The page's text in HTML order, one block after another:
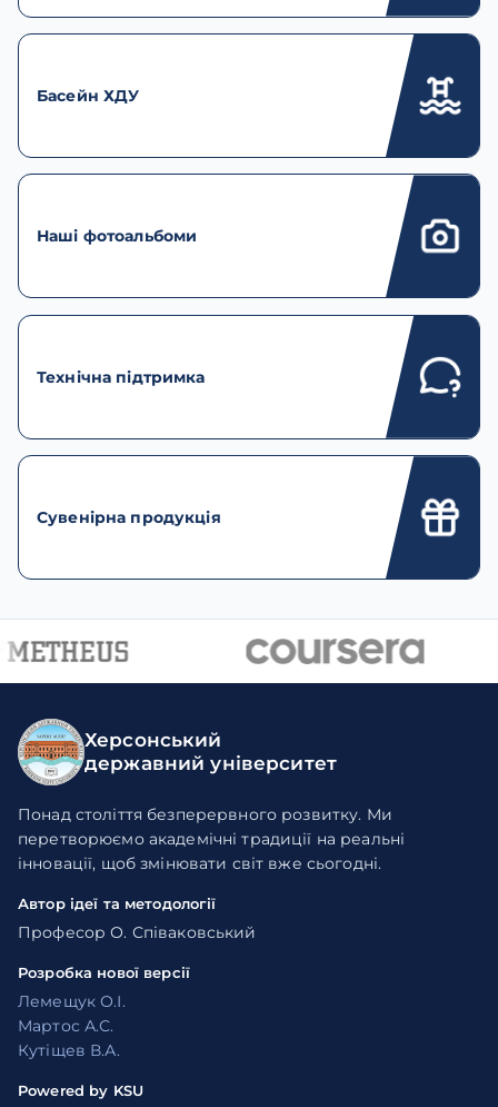
Басейн ХДУ
Наші фотоальбоми
Технічна підтримка
Сувенірна продукція
Херсонський
державний університет
Понад століття безперервного розвитку. Ми
перетворюємо академічні традиції на реальні
інновації, щоб змінювати світ вже сьогодні.
Автор ідеї та методології
Професор О. Співаковський
Розробка нової версії
Лемещук О.І.
Мартос А.С.
Кутіщев В.А.
Powered by KSU